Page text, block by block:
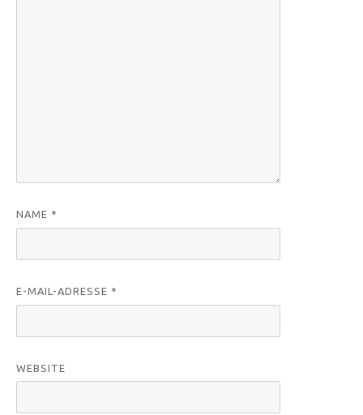
NAME *
E-MAIL-ADRESSE *
WEBSITE